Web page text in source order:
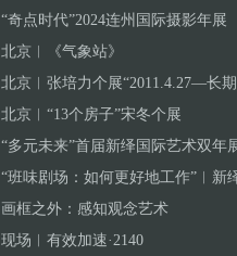
“奇点时代”2024连州国际摄影年展
北京︱《气象站》
北京︱张培力个展“2011.4.27—长
北京︱“13个房子”宋冬个展
“多元未来”首届新绎国际艺术双年
“班味剧场：如何更好地工作”︱新绎
画框之外：感知观念艺术
现场︱有效加速·2140